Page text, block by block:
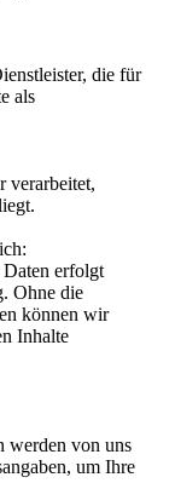
die für
als
verarbeitet,
Daten erfolgt
Ohne die
können wir
Inhalte
werden von uns
um Ihre